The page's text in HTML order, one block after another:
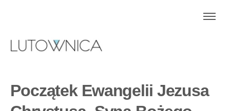
Początek Ewangelii Jezusa